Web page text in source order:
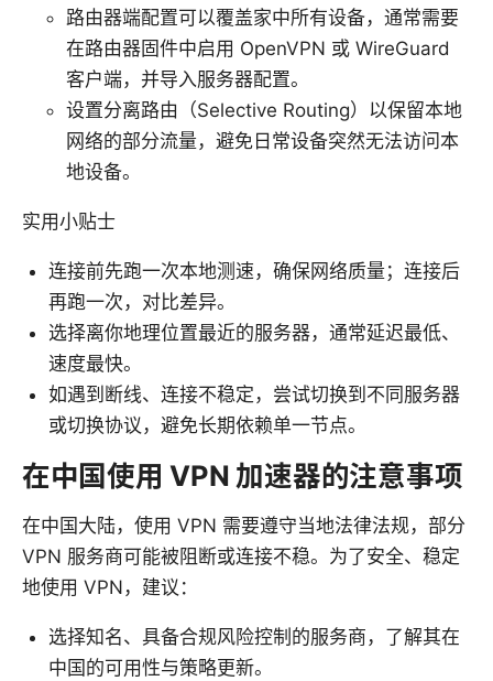
路由器端配置可以覆盖家中所有设备，通常需要
在路由器固件中启用 OpenVPN 或 WireGuard
客户端，并导入服务器配置。
设置分离路由（Selective Routing）以保留本地
网络的部分流量，避免日常设备突然无法访问本
地设备。
实用小贴士
连接前先跑一次本地测速，确保网络质量；连接后
再跑一次，对比差异。
选择离你地理位置最近的服务器，通常延迟最低、
速度最快。
如遇到断线、连接不稳定，尝试切换到不同服务器
或切换协议，避免长期依赖单一节点。
在中国使用 VPN 加速器的注意事项
在中国大陆，使用 VPN 需要遵守当地法律法规，部分
VPN 服务商可能被阻断或连接不稳。为了安全、稳定
地使用 VPN，建议：
选择知名、具备合规风险控制的服务商，了解其在
中国的可用性与策略更新。